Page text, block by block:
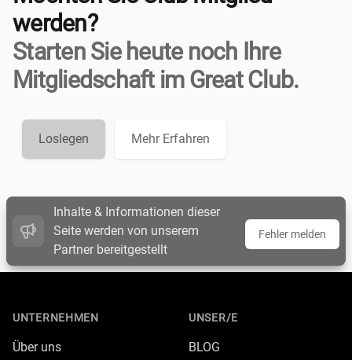
werden?
Starten Sie heute noch Ihre
Mitgliedschaft im Great Club.
Loslegen Mehr Erfahren
Inhalte & Informationen dieser
Seite werden von unserem
Partner bereitgestellt
Fehler melden
UNTERNEHMEN
Über uns
UNSER/E
BLOG